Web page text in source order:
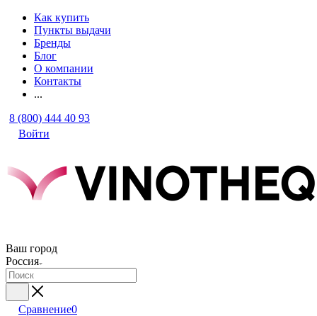
Как купить
Пункты выдачи
Бренды
Блог
О компании
Контакты
...
8 (800) 444 40 93
Войти
Ваш город
Россия
Сравнение0